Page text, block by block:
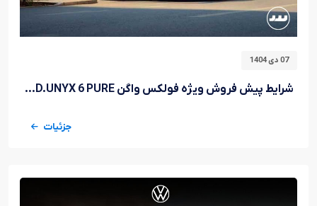
07 دی 1404
شرایط پیش فروش ویژه فولکس واگن ID.UNYX 6 PURE دی ۱۴۰۴
جزئیات